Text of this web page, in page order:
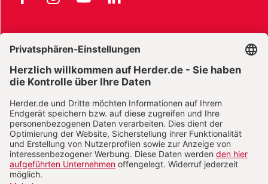
Widerrufsbelehrung E-Books
Widerrufsbelehrung Zeitschriften Datenschutz
Datenschutz Social Media Barrierefreiheit
Vertrag widerrufen